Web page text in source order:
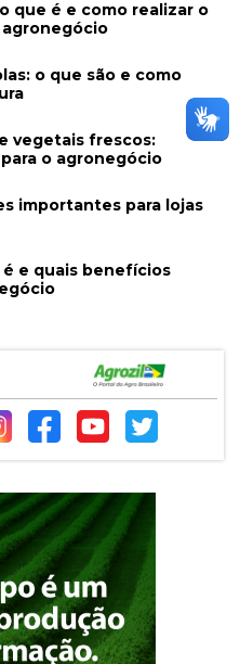
que é e como realizar o
o que são e como
vegetais frescos:
o agronegócio
importantes para lojas
e quais benefícios